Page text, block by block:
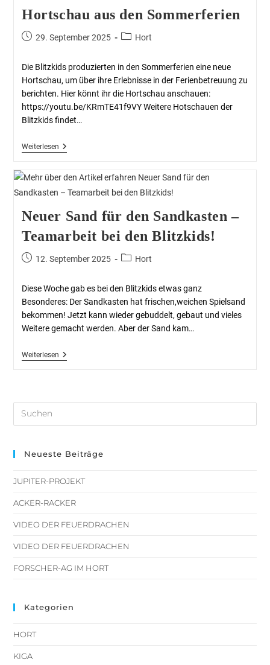
Hortschau aus den Sommerferien
29. September 2025 Hort
Die Blitzkids produzierten in den Sommerferien eine neue
Hortschau, um über ihre Erlebnisse in der Ferienbetreuung zu
berichten. Hier könnt ihr die Hortschau anschauen:
https://youtu.be/KRmTE41f9VY Weitere Hotschauen der
Blitzkids findet…
Weiterlesen
Neuer Sand für den Sandkasten –
Teamarbeit bei den Blitzkids!
12. September 2025 Hort
Diese Woche gab es bei den Blitzkids etwas ganz
Besonderes: Der Sandkasten hat frischen,weichen Spielsand
bekommen! Jetzt kann wieder gebuddelt, gebaut und vieles
Weitere gemacht werden. Aber der Sand kam…
Weiterlesen
Neueste Beiträge
JUPITER-PROJEKT
ACKER-RACKER
VIDEO DER FEUERDRACHEN
VIDEO DER FEUERDRACHEN
FORSCHER-AG IM HORT
Kategorien
HORT
KIGA